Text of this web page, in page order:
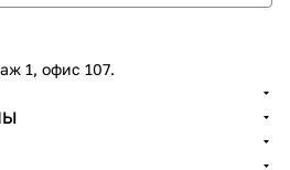
1, офис 107.